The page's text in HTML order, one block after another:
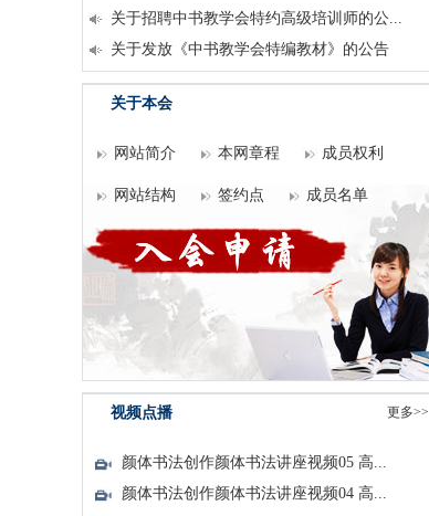
关于招聘中书教学会特约高级培训师的公...
关于发放《中书教学会特编教材》的公告
关于本会
网站简介 本网章程 成员权利
网站结构 签约点 成员名单
更多>>
视频点播
颜体书法创作颜体书法讲座视频05 高...
颜体书法创作颜体书法讲座视频04 高...